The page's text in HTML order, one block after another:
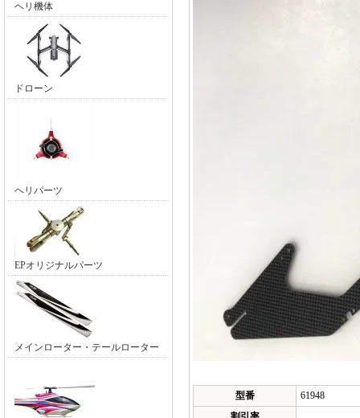
ヘリ機体
ドローン
ヘリパーツ
EPオリジナルパーツ
メインローター・テールローター
型番
61948